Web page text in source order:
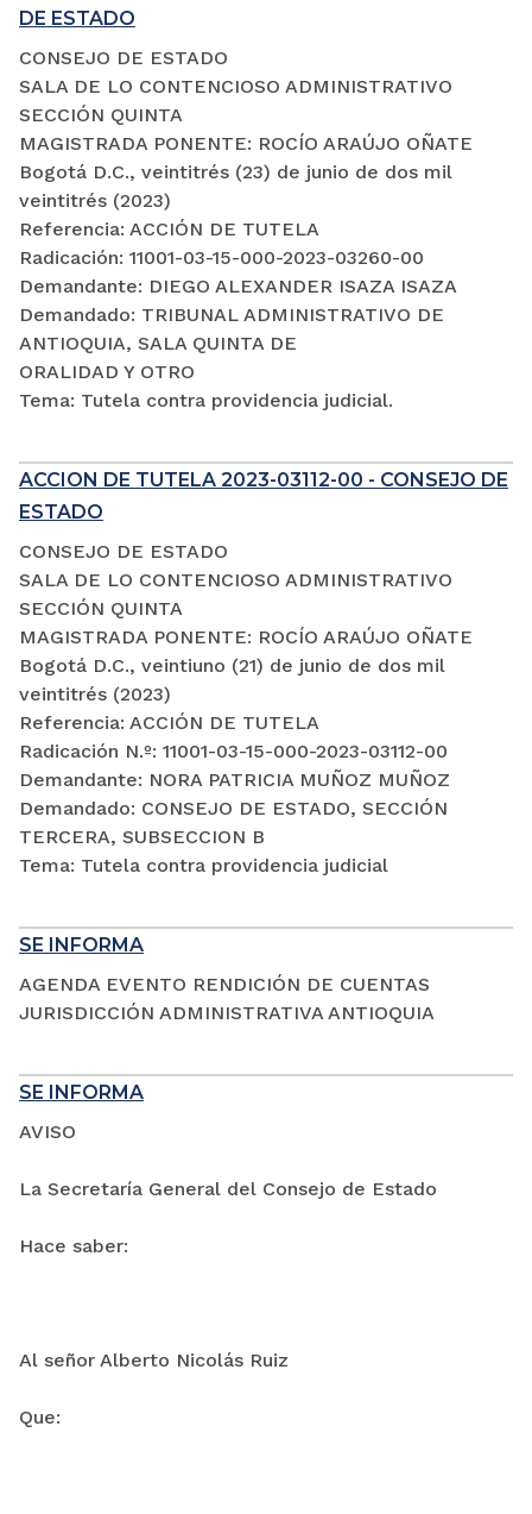
DE ESTADO
CONSEJO DE ESTADO
SALA DE LO CONTENCIOSO ADMINISTRATIVO
SECCIÓN QUINTA
MAGISTRADA PONENTE: ROCÍO ARAÚJO OÑATE
Bogotá D.C., veintitrés (23) de junio de dos mil
veintitrés (2023)
Referencia: ACCIÓN DE TUTELA
Radicación: 11001-03-15-000-2023-03260-00
Demandante: DIEGO ALEXANDER ISAZA ISAZA
Demandado: TRIBUNAL ADMINISTRATIVO DE
ANTIOQUIA, SALA QUINTA DE
ORALIDAD Y OTRO
Tema: Tutela contra providencia judicial.
ACCION DE TUTELA 2023-03112-00 - CONSEJO DE
ESTADO
CONSEJO DE ESTADO
SALA DE LO CONTENCIOSO ADMINISTRATIVO
SECCIÓN QUINTA
MAGISTRADA PONENTE: ROCÍO ARAÚJO OÑATE
Bogotá D.C., veintiuno (21) de junio de dos mil
veintitrés (2023)
Referencia: ACCIÓN DE TUTELA
Radicación N.º: 11001-03-15-000-2023-03112-00
Demandante: NORA PATRICIA MUÑOZ MUÑOZ
Demandado: CONSEJO DE ESTADO, SECCIÓN
TERCERA, SUBSECCION B
Tema: Tutela contra providencia judicial
SE INFORMA
AGENDA EVENTO RENDICIÓN DE CUENTAS
JURISDICCIÓN ADMINISTRATIVA ANTIOQUIA
SE INFORMA
AVISO
La Secretaría General del Consejo de Estado
Hace saber:
Al señor Alberto Nicolás Ruiz
Que: